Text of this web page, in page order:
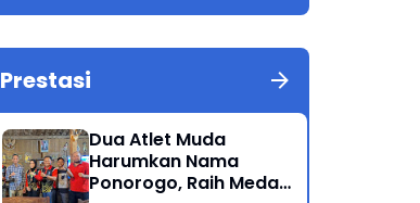
Tuban
Prestasi
Dua Atlet Muda
Harumkan Nama
Ponorogo, Raih Medali